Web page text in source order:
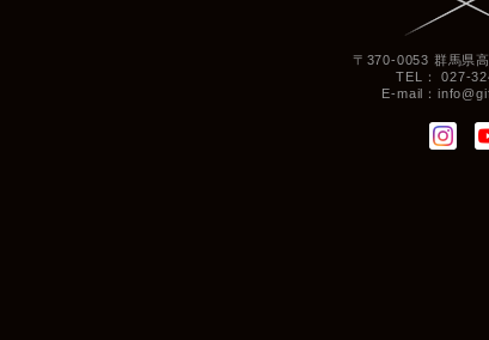
〒370-0053 群馬県
TEL： 027-
E-mail：